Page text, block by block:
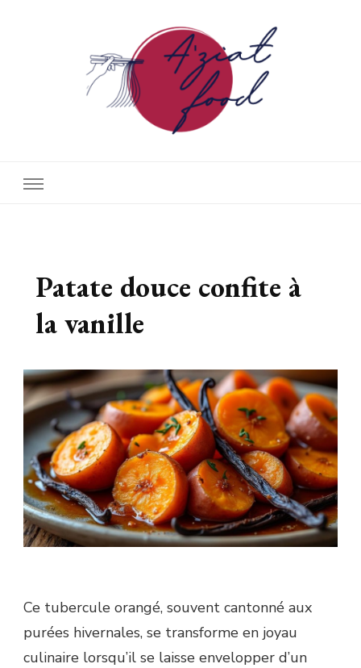
Patate douce confite à
la vanille
Ce tubercule orangé, souvent cantonné aux
purées hivernales, se transforme en joyau
culinaire lorsqu’il se laisse envelopper d’un